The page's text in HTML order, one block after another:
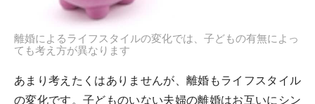
離婚によるライフスタイルの変化では、子どもの有無によっ
ても考え方が異なります
あまり考えたくはありませんが、離婚もライフスタイル
の変化です。子どものいない夫婦の離婚はお互いにシン